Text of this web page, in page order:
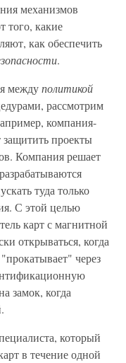
механизмов
того, какие
как обеспечить
.
междуполитикой
рассмотрим
компания-
защитить проекты
Компания решает
туда только
С этой целью
карт с магнитной
открываться, когда
через
замок, когда
который
в течение одной